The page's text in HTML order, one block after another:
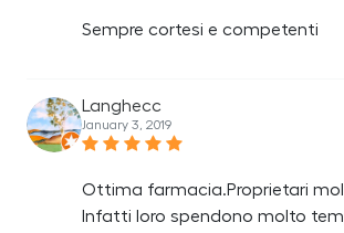
Sempre cortesi e competenti
Langhecc
January 3, 2019
Ottima farmacia.Proprietari
Infatti loro spendono molto